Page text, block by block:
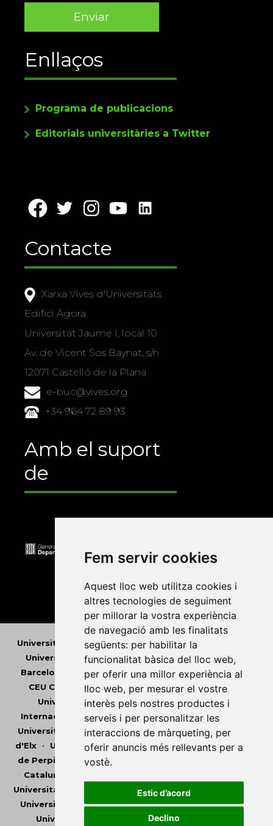
Fem servir cookies
Aquest lloc web utilitza cookies i
altres tecnologies de seguiment
per millorar la vostra experiència
de navegació amb les finalitats
següents: per habilitar la
funcionalitat bàsica del lloc web,
per oferir una millor experiència al
lloc web, per mesurar el vostre
interès pels nostres productes i
serveis i per personalitzar les
interaccions de màrqueting, per
oferir anuncis més rellevants per a
vostè.
Estic d’acord
Declino
Enllaços
Programa de publicacions
Editorials universitàries a Twitter
Contacte
Xarxa Vives d'Universitats
Edifici Àgora
Universitat Jaume I, local 10
Av. de Vicent Sos Baynat, s/n
12071 Castelló de la Plana
e-buc@vives.org
+34 964 72 89 93
Amb el suport
de
Universitat Abat Oliba CEU•Universitat d'Alacant
Universitat d'Andorra•Universitat Autònoma de
Barcelona
Universitat de Barcelona•Universitat
CEU Cardenal Herrera
•Universitat de Girona
Universitat de les Illes Balears•Universitat
Internacional de Catalunya •Universitat Jaume I
Universitat de Lleida•Universitat Miguel Hernández
d'Elx• Universitat Oberta de Catalunya•Universitat
de Perpinyà Via Domitia
Catalunya
Universitat Pompeu Fabra
•Universitat Ramon Llull
Universitat Rovira i Virgili•Universitat de Sàsser•
Universitat de València
•Universitat de Vic -